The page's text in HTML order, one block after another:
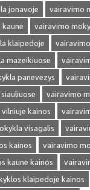
jonavoje
vairavimo
vairavimo
klaipedoje
mazeikiuose
panevezys
vairavimo
kainos
visagalis
kainos
vairavimo
kaune kainos
klaipedoje kainos